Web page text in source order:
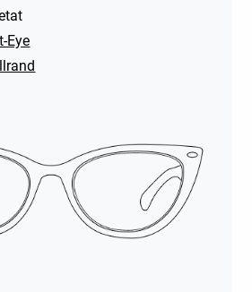
Eye